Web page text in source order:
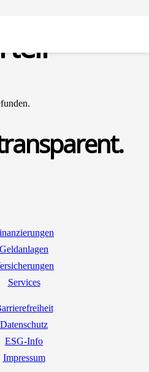
Geld­an­la­gen
Ser­vices
Daten­schutz
ESG-Info
Impres­sum